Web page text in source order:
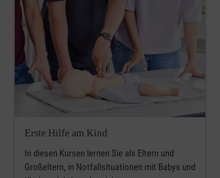
Erste Hilfe am Kind
In diesen Kursen lernen Sie als Eltern und
Großeltern, in Notfallsituationen mit Babys und